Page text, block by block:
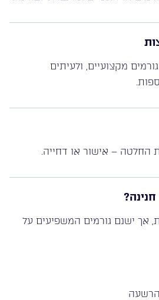
מקצועיים, ולעיתים
החלטה – אישור או דחייה.
אך ישנם גורמים המשפיעים על